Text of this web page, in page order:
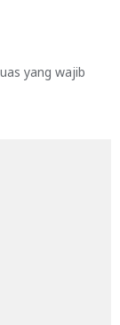
yang wajib